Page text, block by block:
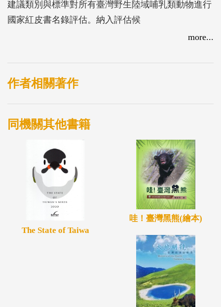
建議類別與標準對所有臺灣野生陸域哺乳類動物進行
國家紅皮書名錄評估。納入評估候
評估流程。結果臺灣地區有12 種國家受脅 (Nationally
Threatened) 陸域哺乳類動物，其
(Nationally Endangered) 類別有 3 種 ( 霜毛蝠、臺灣黑
熊、石虎)，屬於國家易危 (Nationally
Vulnerable) 類別有7 種 ( 臺灣無尾葉鼻蝠、金黃鼠耳
蝠、水鼩、黃喉貂、臺灣小黃鼠狼、
麝香貓、穿山甲)。另有5 種歸於國家接近受脅
(Nationally Near-threatened) 類別 ( 黑腹絨
鼠、高山田鼠、食蟹?、臺灣水鹿、臺灣野山羊)。國
家受脅及接近受脅陸域哺乳類種數
分別占評估種數的15.0% 及6.3%。另出現於臺灣的全
球受脅陸域哺乳類有4 種，其中2 種
屬於國家受脅 ( 臺灣黑熊、穿山甲)，1 種屬於國家接
近受脅 ( 臺灣水鹿)，1 種為國家滅絕
more...
作者相關著作
同機關其他書籍
The State of Taiwa
哇！臺灣黑熊(繪本)